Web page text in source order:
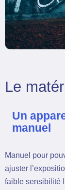
Le
Un
manuel
Manuel pour
ajuster
faible sensibilité